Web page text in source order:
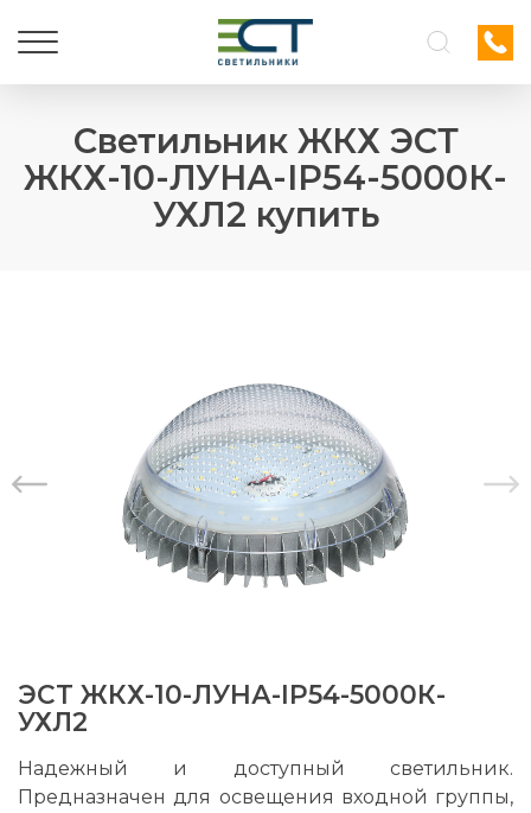
Светильник ЖКХ ЭСТ
ЖКХ-10-ЛУНА-IP54-5000К-
УХЛ2 купить
ЭСТ ЖКХ-10-ЛУНА-IP54-5000К-
УХЛ2
Надежный и доступный светильник.
Предназначен для освещения входной группы,